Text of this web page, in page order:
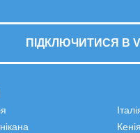
ПІДКЛЮЧИТИСЯ В
Кенія